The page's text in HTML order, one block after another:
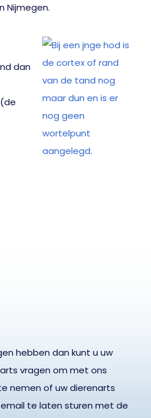
dan
hebben dan kunt u uw
vragen om met ons
nemen of uw dierenarts
te laten sturen met de